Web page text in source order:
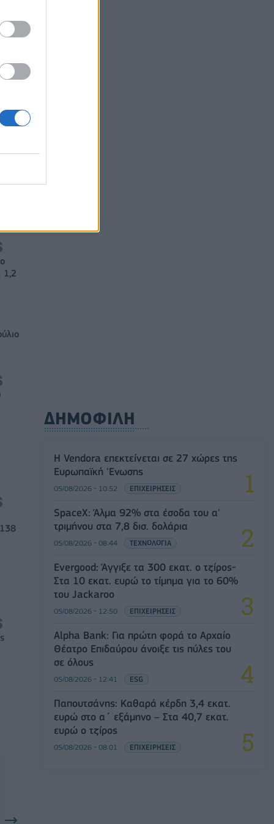
1,2
ΔΗΜΟΦΙΛΗ
Η Vendora επεκτείνεται σε 27 χώρες της
Ευρωπαϊκή 'Ενωσης
05/08/2026 - 10:52 ΕΠΙΧΕΙΡΗΣΕΙΣ
SpaceX: Άλμα 92% στα έσοδα του α'
τριμήνου στα 7,8 δισ. δολάρια
05/08/2026 - 08:44 ΤΕΧΝΟΛΟΓΙΑ
Evergood: Άγγιξε τα 300 εκατ. ο τζίρος-
Στα 10 εκατ. ευρώ το τίμημα για το 60%
του Jackaroo
05/08/2026 - 12:50 ΕΠΙΧΕΙΡΗΣΕΙΣ
Alpha Bank: Για πρώτη φορά το Αρχαίο
Θέατρο Επιδαύρου άνοιξε τις πύλες του
σε όλους
05/08/2026 - 12:41 ESG
Παπουτσάνης: Καθαρά κέρδη 3,4 εκατ.
ευρώ στο α΄ εξάμηνο – Στα 40,7 εκατ.
ευρώ ο τζίρος
05/08/2026 - 08:01 ΕΠΙΧΕΙΡΗΣΕΙΣ